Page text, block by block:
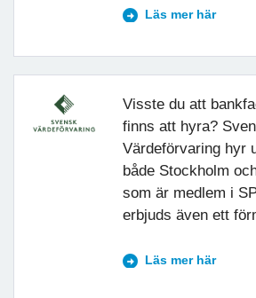
Läs mer här
Visste du att
finns att hyra?
Värdeförvaring hyr
både Stockholm
som är medlem i
erbjuds även ett
Läs mer här